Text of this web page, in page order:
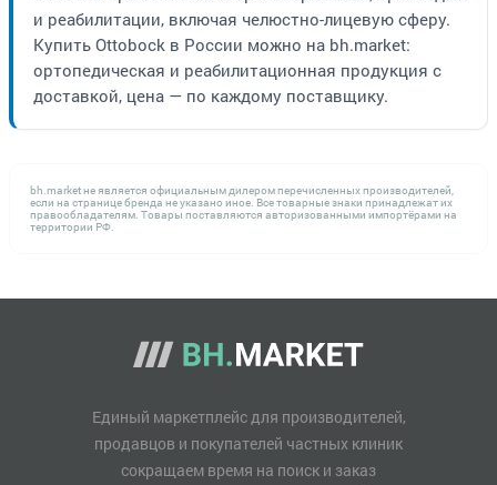
и реабилитации, включая челюстно-лицевую сферу.
Купить Ottobock в России можно на bh.market:
ортопедическая и реабилитационная продукция с
доставкой, цена — по каждому поставщику.
bh.market не является официальным дилером перечисленных производителей,
если на странице бренда не указано иное. Все товарные знаки принадлежат их
правообладателям. Товары поставляются авторизованными импортёрами на
территории РФ.
Единый маркетплейс для производителей,
продавцов и покупателей частных клиник
сокращаем время на поиск и заказ